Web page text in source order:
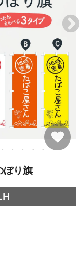
ぼり旗